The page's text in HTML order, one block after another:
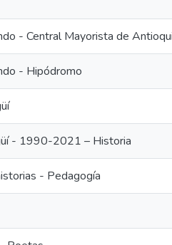
- Central Mayorista de
- Hipódromo
- 1990-2021 – Historia
- Pedagogía